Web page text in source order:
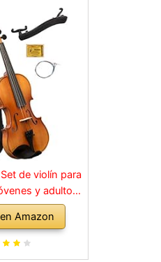
de violín para
y adultos,
arco, colofonia,
soporte
maletín, abeto
Amazon